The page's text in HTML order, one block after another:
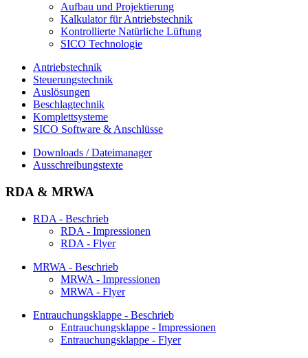
Aufbau und Projektierung
Kalkulator für Antriebstechnik
Kontrollierte Natürliche Lüftung
SICO Technologie
Antriebstechnik
Steuerungstechnik
Auslösungen
Beschlagtechnik
Komplettsysteme
SICO Software & Anschlüsse
Downloads / Dateimanager
Ausschreibungstexte
RDA & MRWA
RDA - Beschrieb
RDA - Impressionen
RDA - Flyer
MRWA - Beschrieb
MRWA - Impressionen
MRWA - Flyer
Entrauchungsklappe - Beschrieb
Entrauchungsklappe - Impressionen
Entrauchungsklappe - Flyer